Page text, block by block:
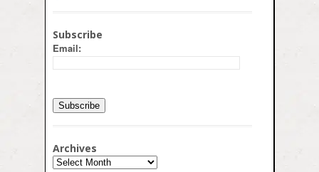
Subscribe
Email:
Archives
Archives